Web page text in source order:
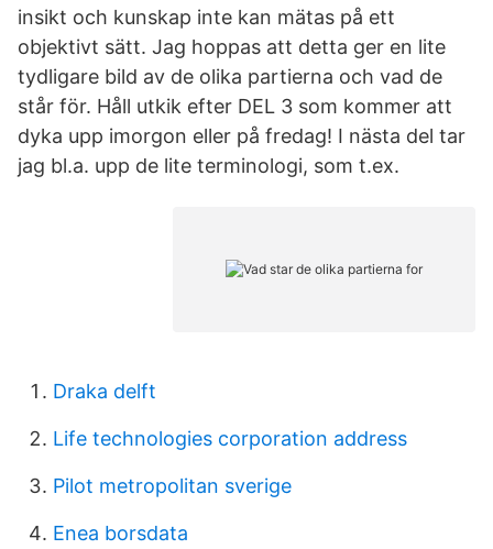
insikt och kunskap inte kan mätas på ett
objektivt sätt. Jag hoppas att detta ger en lite
tydligare bild av de olika partierna och vad de
står för. Håll utkik efter DEL 3 som kommer att
dyka upp imorgon eller på fredag! I nästa del tar
jag bl.a. upp de lite terminologi, som t.ex.
Draka delft
Life technologies corporation address
Pilot metropolitan sverige
Enea borsdata